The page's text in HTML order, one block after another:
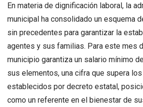
En materia de dignificación laboral, la
municipal ha consolidado un esquema
sin precedentes para garantizar la
agentes y sus familias. Para este mes
municipio garantiza un salario mínimo
sus elementos, una cifra que supera
establecidos por decreto estatal,
como un referente en el bienestar de